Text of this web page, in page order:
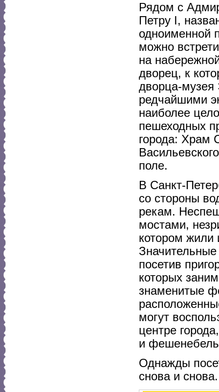
Рядом с
Петру I,
одноименной
можно
на
дворец, к
дворца-музея
редчайшими
наиболее
пешеходных
города: Храм
поле.
В Санкт-
со стороны
рекам.
мостами,
котором жили
посетив
которых
знаменитые
могут
центре
и
Однажды
снова и снова.